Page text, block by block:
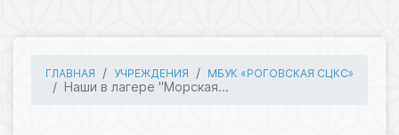
ГЛАВНАЯ УЧРЕЖДЕНИЯ МБУК «РОГОВСКАЯ СЦКС»
Наши в лагере "Морская...